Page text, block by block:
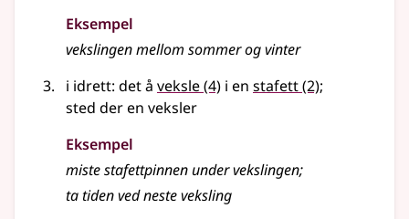
Eksempel
vekslingen mellom sommer og vinter
i idrett: det å veksle(4) i en stafett(2);
sted der en veksler
Eksempel
miste stafettpinnen undervekslingen;
ta tiden ved nesteveksling